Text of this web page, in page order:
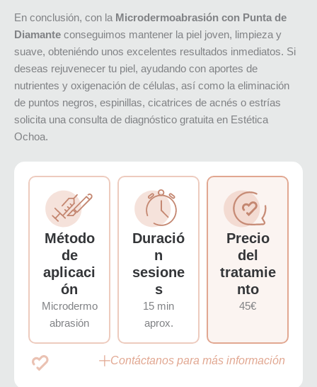
En conclusión, con la Microdermoabrasión con Punta de
Diamante conseguimos mantener la piel joven, limpieza y
suave, obteniéndo unos excelentes resultados inmediatos. Si
deseas rejuvenecer tu piel, ayudando con aportes de
nutrientes y oxigenación de células, así como la eliminación
de puntos negros, espinillas, cicatrices de acnés o estrías
solicita una consulta de diagnóstico gratuita en Estética
Ochoa.
Método
de
aplicaci
ón
Microdermo
abrasión
Duració
n
sesione
s
15 min
aprox.
Precio
del
tratamie
nto
45€
Contáctanos para más información